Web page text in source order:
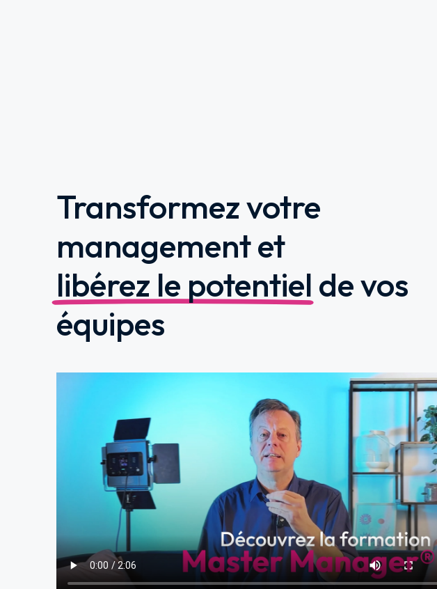
Transformez votre
management et
libérez le potentiel de vos
équipes